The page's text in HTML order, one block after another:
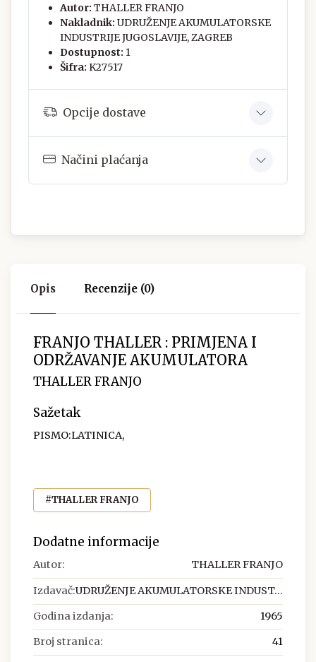
Autor: THALLER FRANJO
Nakladnik: UDRUŽENJE AKUMULATORSKE
INDUSTRIJE JUGOSLAVIJE, ZAGREB
Dostupnost: 1
Šifra: K27517
Opcije dostave
Načini plaćanja
Opis Recenzije (0)
FRANJO THALLER : PRIMJENA I
ODRŽAVANJE AKUMULATORA
THALLER FRANJO
Sažetak
PISMO:LATINICA,
#THALLER FRANJO
Dodatne informacije
Autor: THALLER FRANJO
Izdavač:UDRUŽENJE AKUMULATORSKE INDUST...
Godina izdanja: 1965
Broj stranica: 41